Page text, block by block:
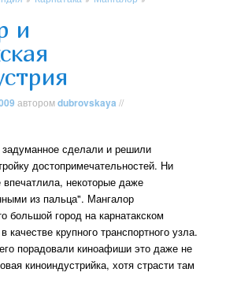
и
авторомdubrovskaya //
сделали и решили
достопримечательностей. Ни
некоторые даже
из пальца". Мангалор
большой город на карнатакском
крупного транспортного узла.
порадовали киноафиши это даже не
киноиндустрийка, хотя страсти там